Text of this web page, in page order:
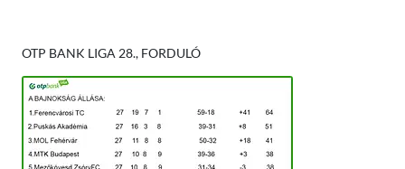
OTP BANK LIGA 28., FORDULÓ